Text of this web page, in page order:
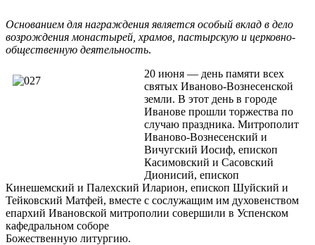
Основанием для награждения является особый вклад в дело
возрождения монастырей, храмов, пастырскую и церковно-
общественную деятельность.
20 июня — день памяти всех
святых Иваново-Вознесенской
земли. В этот день в городе
Иванове прошли торжества по
случаю праздника. Митрополит
Иваново-Вознесенский и
Вичугский Иосиф, епископ
Касимовский и Сасовский
Дионисий, епископ
Кинешемский и Палехский Иларион, епископ Шуйский и
Тейковский Матфей, вместе с сослужащим им духовенством
епархий Ивановской митрополии совершили в Успенском
кафедральном соборе
Божественную литургию.